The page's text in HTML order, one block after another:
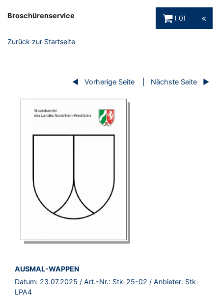
Broschürenservice
0
Zurück zur Startseite
Vorherige Seite Nächste Seite
BROSCHÜRE:
AUSMAL-WAPPEN
Datum: 23.07.2025 / Art.-Nr.: Stk-25-02 / Anbieter: Stk-
LPA4